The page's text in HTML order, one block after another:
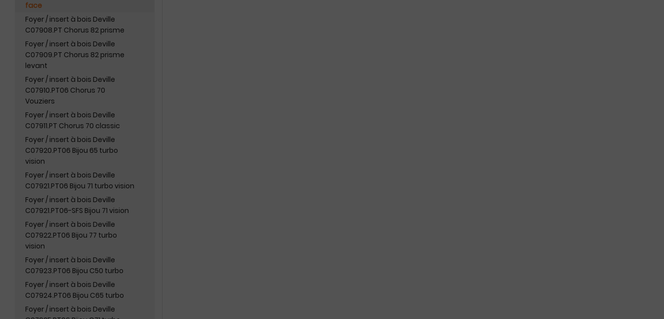
face
Foyer / insert à bois Deville
C07908.PT Chorus 82 prisme
Foyer / insert à bois Deville
C07909.PT Chorus 82 prisme
levant
Foyer / insert à bois Deville
C07910.PT06 Chorus 70
Vouziers
Foyer / insert à bois Deville
C07911.PT Chorus 70 classic
Foyer / insert à bois Deville
C07920.PT06 Bijou 65 turbo
vision
Foyer / insert à bois Deville
C07921.PT06 Bijou 71 turbo vision
Foyer / insert à bois Deville
C07921.PT06-SFS Bijou 71 vision
Foyer / insert à bois Deville
C07922.PT06 Bijou 77 turbo
vision
Foyer / insert à bois Deville
C07923.PT06 Bijou C50 turbo
Foyer / insert à bois Deville
C07924.PT06 Bijou C65 turbo
Foyer / insert à bois Deville